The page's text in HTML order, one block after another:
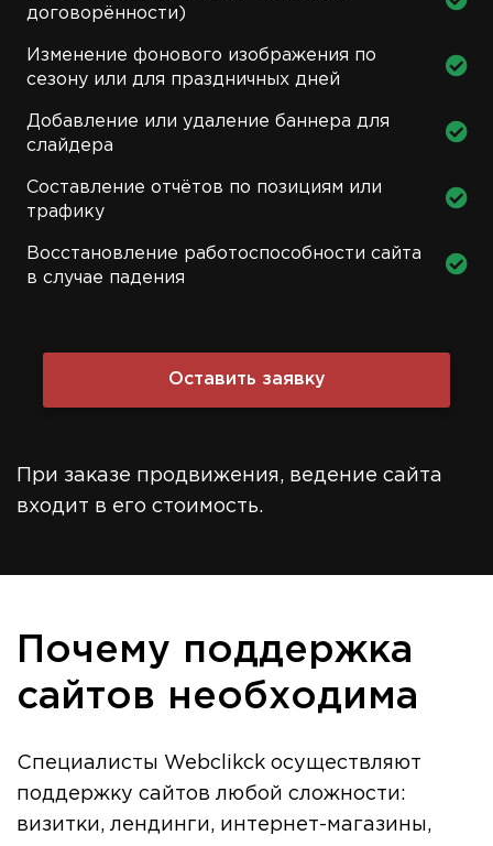
договорённости)
Изменение фонового изображения по
сезону или для праздничных дней
Добавление или удаление баннера для
слайдера
Составление отчётов по позициям или
трафику
Восстановление работоспособности сайта
в случае падения
Оставить заявку
При заказе продвижения, ведение сайта
входит в его стоимость.
Почему поддержка
сайтов необходима
Специалисты Webclikck осуществляют
поддержку сайтов любой сложности:
визитки, лендинги, интернет-магазины,